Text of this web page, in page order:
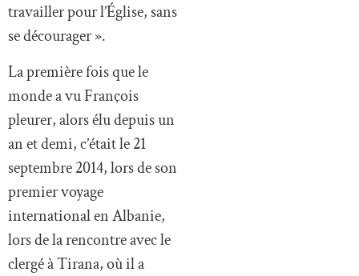
travailler pour l’Église, sans
se décourager ».
La première fois que le
monde a vu François
pleurer, alors élu depuis un
an et demi, c’était le 21
septembre 2014, lors de son
premier voyage
international en Albanie,
lors de la rencontre avec le
clergé à Tirana, où il a